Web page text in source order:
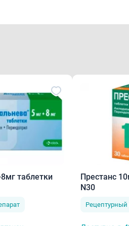
в виде монотерапии:
(извращение вкуса),
"приливы" крови к
боль в животе, тошнота, рвота,
экзантема, припухлость в
таблетки
Престанс
N30
Рецептурный